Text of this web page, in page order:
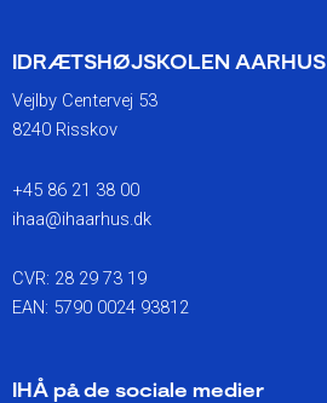
IDRÆTSHØJSKOLEN AARHUS
Vejlby Centervej 53
8240 Risskov
+45 86 21 38 00
ihaa@ihaarhus.dk
CVR: 28 29 73 19
EAN: 5790 0024 93812
IHÅ på de sociale medier